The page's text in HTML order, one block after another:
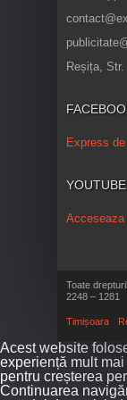
Reșița,
Express
YOUTUBE
Acceseaza
Toate
2248 – 1281
Timișoara
Acest website
experiență mult
pentru creșterea
Continuarea